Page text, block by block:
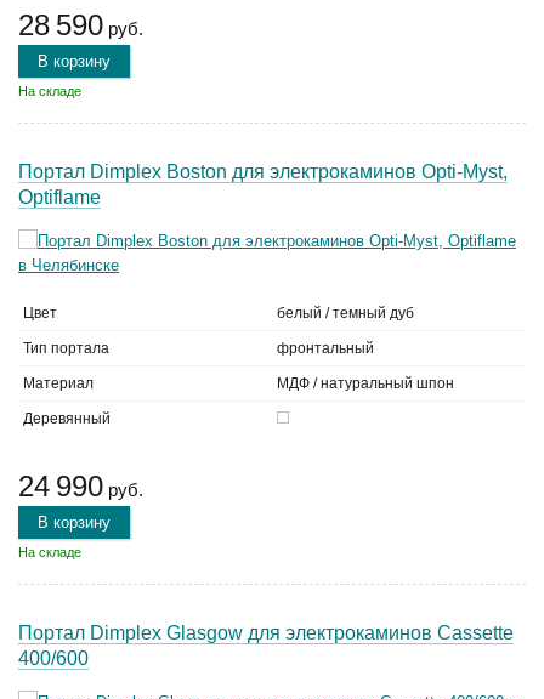
28 590 руб.
В корзину
На складе
Портал Dimplex Boston для электрокаминов Opti-Myst,
Optiflame
Цвет белый / темный дуб
Тип портала фронтальный
Материал МДФ / натуральный шпон
Деревянный
24 990 руб.
В корзину
На складе
Портал Dimplex Glasgow для электрокаминов Cassette
400/600